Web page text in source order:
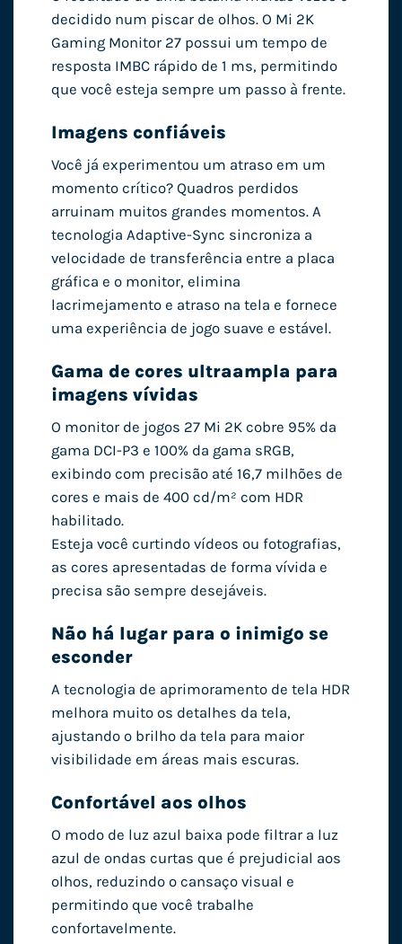
decidido num piscar de olhos. O Mi 2K
Gaming Monitor 27 possui um tempo de
resposta IMBC rápido de 1 ms, permitindo
que você esteja sempre um passo à frente.
Imagens confiáveis
Você já experimentou um atraso em um
momento crítico? Quadros perdidos
arruinam muitos grandes momentos. A
tecnologia Adaptive-Sync sincroniza a
velocidade de transferência entre a placa
gráfica e o monitor, elimina
lacrimejamento e atraso na tela e fornece
uma experiência de jogo suave e estável.
Gama de cores ultraampla para
imagens vívidas
O monitor de jogos 27 Mi 2K cobre 95% da
gama DCI-P3 e 100% da gama sRGB,
exibindo com precisão até 16,7 milhões de
cores e mais de 400 cd/m² com HDR
habilitado.
Esteja você curtindo vídeos ou fotografias,
as cores apresentadas de forma vívida e
precisa são sempre desejáveis.
Não há lugar para o inimigo se
esconder
A tecnologia de aprimoramento de tela HDR
melhora muito os detalhes da tela,
ajustando o brilho da tela para maior
visibilidade em áreas mais escuras.
Confortável aos olhos
O modo de luz azul baixa pode filtrar a luz
azul de ondas curtas que é prejudicial aos
olhos, reduzindo o cansaço visual e
permitindo que você trabalhe
confortavelmente.